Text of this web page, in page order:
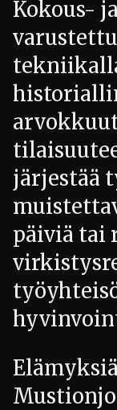
Kokous-
järjestää
päiviä tai